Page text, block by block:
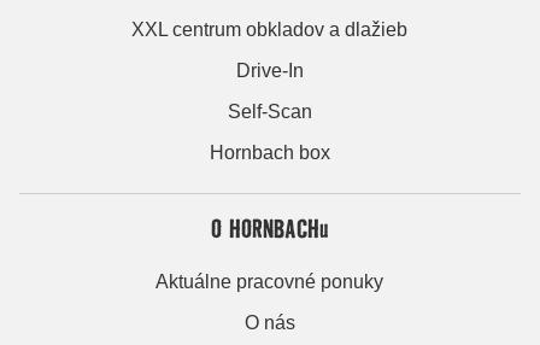
XXL centrum obkladov a dlažieb
Drive-In
Self-Scan
Hornbach box
O HORNBACHu
Aktuálne pracovné ponuky
O nás